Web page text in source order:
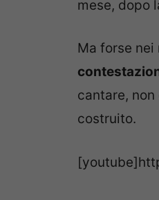
mese, dopo
Ma forse
cantare,
costruito.